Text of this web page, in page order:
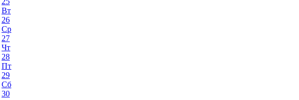
Вт
26
Ср
27
Чт
28
Пт
29
Сб
30